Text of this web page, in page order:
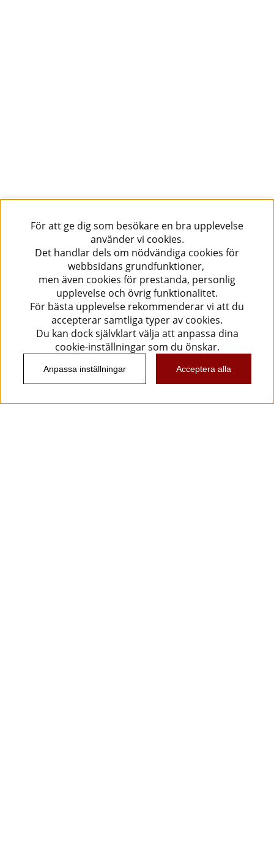
För att ge dig som besökare en bra upplevelse
använder vi cookies.
Det handlar dels om nödvändiga cookies för
webbsidans grundfunktioner,
men även cookies för prestanda, personlig
upplevelse och övrig funktionalitet.
För bästa upplevelse rekommenderar vi att du
accepterar samtliga typer av cookies.
Du kan dock självklart välja att anpassa dina
cookie-inställningar som du önskar.
Anpassa inställningar Acceptera alla